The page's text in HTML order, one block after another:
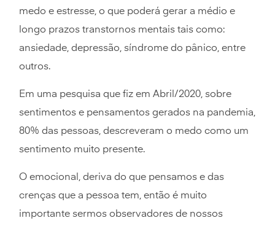
medo e estresse, o que poderá gerar a médio e
longo prazos transtornos mentais tais como:
ansiedade, depressão, síndrome do pânico, entre
outros.
Em uma pesquisa que fiz em Abril/2020, sobre
sentimentos e pensamentos gerados na pandemia,
80% das pessoas, descreveram o medo como um
sentimento muito presente.
O emocional, deriva do que pensamos e das
crenças que a pessoa tem, então é muito
importante sermos observadores de nossos